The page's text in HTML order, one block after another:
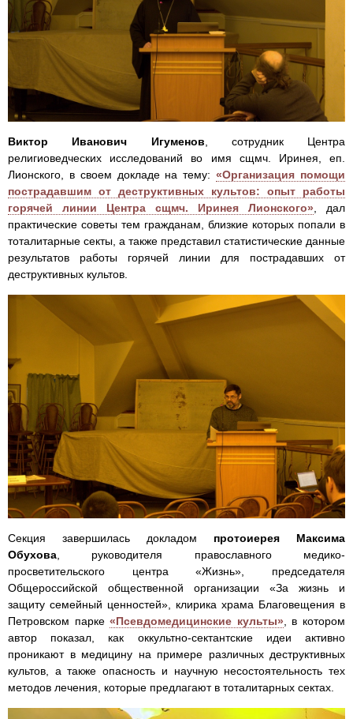
Виктор Иванович Игуменов, сотрудник Центра
религиоведческих исследований во имя сщмч. Иринея, еп.
Лионского, в своем докладе на тему:«Организация помощи
пострадавшим от деструктивных культов: опыт работы
горячей линии Центра сщмч. Иринея Лионского», дал
практические советы тем гражданам, близкие которых попали в
тоталитарные секты, а также представил статистические данные
результатов работы горячей линии для пострадавших от
деструктивных культов.
Секция завершилась докладом протоиерея Максима
Обухова, руководителя православного медико-
просветительского центра «Жизнь», председателя
Общероссийской общественной организации «За жизнь и
защиту семейный ценностей», клирика храма Благовещения в
Петровском парке«Псевдомедицинские культы», в котором
автор показал, как оккультно-сектантские идеи активно
проникают в медицину на примере различных деструктивных
культов, а также опасность и научную несостоятельность тех
методов лечения, которые предлагают в тоталитарных сектах.